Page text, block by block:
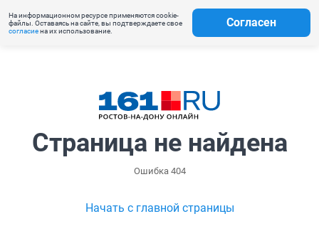
На информационном ресурсе применяются cookie-
файлы. Оставаясь на сайте, вы подтверждаете свое
согласиена их использование.
Согласен
Страница не найдена
Ошибка 404
Начать с главной страницы